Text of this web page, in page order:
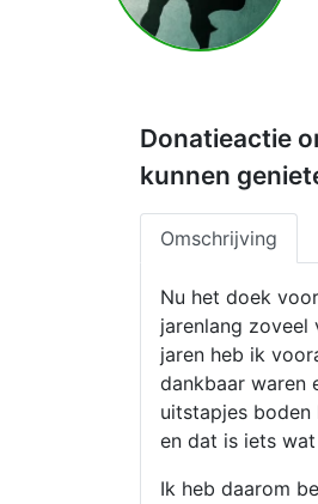
Donatieactie
kunnen
Omschrijving
Nu het doek
jarenlang zoveel
jaren heb ik
dankbaar waren
uitstapjes boden
en dat is iets
Ik heb daarom